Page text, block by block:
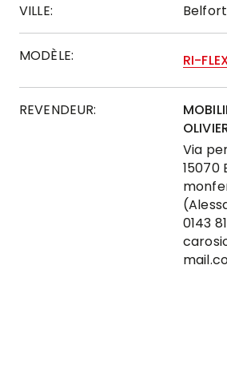
VILLE:
MODÈLE: RI-
REVENDEUR:
Via
15070
0143